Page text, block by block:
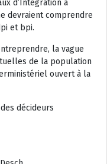
d’Intégration à
devraient comprendre
et bpi.
la vague
de la population
ouvert à la
décideurs